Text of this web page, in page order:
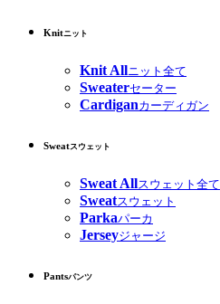
Knitニット
Knit Allニット全て
Sweaterセーター
Cardiganカーディガン
Sweatスウェット
Sweat Allスウェット全て
Sweatスウェット
Parkaパーカ
Jerseyジャージ
Pantsパンツ